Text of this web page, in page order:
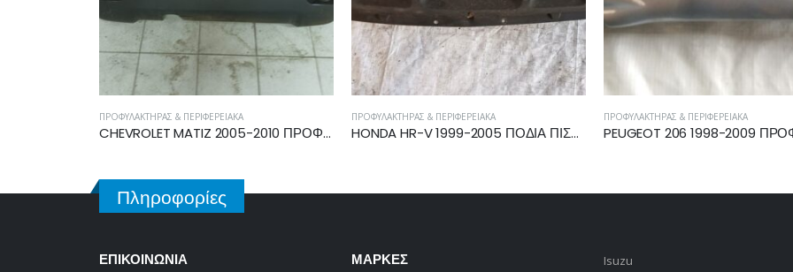
ΠΡΟΦΥΛΑΚΤΉΡΑΣ & ΠΕΡΙΦΕΡΕΙΑΚΆ
CHEVROLET MATIZ 2005-2010 ΠΡΟΦΥΛΑΚΤΗΡΑΣ ΠΙΣΩ (IDOL/SPORT) 96953526
ΠΡΟΦΥΛΑΚΤΉΡΑΣ & ΠΕΡΙΦΕΡΕΙΑΚΆ
HONDA HR-V 1999-2005 ΠΟΔΙΑ ΠΙΣΩ ΠΡΟΦΥΛΑΚΤΗΡΑ 71520-S2H-000
ΠΡΟΦΥΛΑΚΤΉΡΑΣ & ΠΕΡΙΦΕΡΕΙΑΚΆ
Πληροφορίες
ΕΠΙΚΟΙΝΩΝΊΑ ΜΆΡΚΕΣ
Isuzu